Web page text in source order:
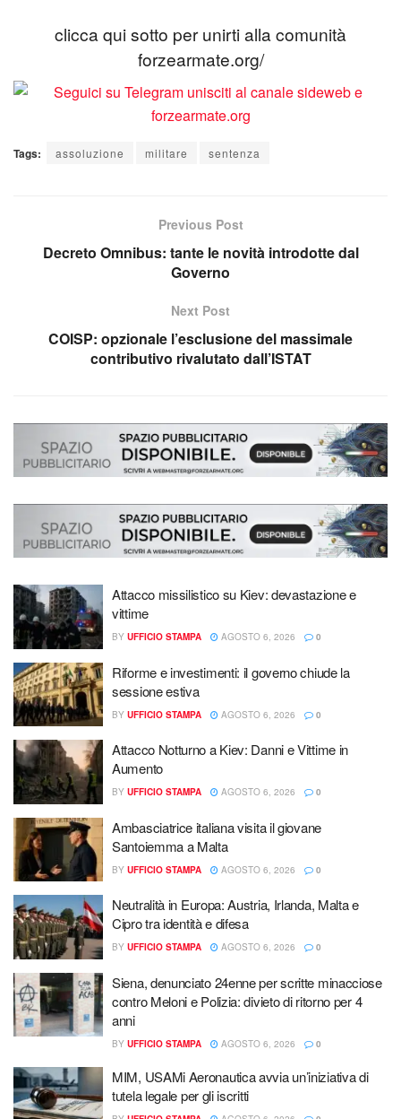
clicca qui sotto per unirti alla comunità
forzearmate.org/
Tags: assoluzione militare sentenza
Previous Post
Decreto Omnibus: tante le novità introdotte dal
Governo
Next Post
COISP: opzionale l’esclusione del massimale
contributivo rivalutato dall’ISTAT
Attacco missilistico su Kiev: devastazione e
vittime
BY UFFICIO STAMPA AGOSTO 6, 2026 0
Riforme e investimenti: il governo chiude la
sessione estiva
BY UFFICIO STAMPA AGOSTO 6, 2026 0
Attacco Notturno a Kiev: Danni e Vittime in
Aumento
BY UFFICIO STAMPA AGOSTO 6, 2026 0
Ambasciatrice italiana visita il giovane
Santoiemma a Malta
BY UFFICIO STAMPA AGOSTO 6, 2026 0
Neutralità in Europa: Austria, Irlanda, Malta e
Cipro tra identità e difesa
BY UFFICIO STAMPA AGOSTO 6, 2026 0
Siena, denunciato 24enne per scritte minacciose
contro Meloni e Polizia: divieto di ritorno per 4
anni
BY UFFICIO STAMPA AGOSTO 6, 2026 0
MIM, USAMi Aeronautica avvia un’iniziativa di
tutela legale per gli iscritti